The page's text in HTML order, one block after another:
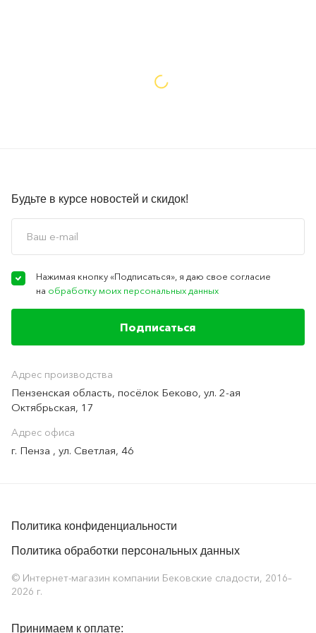
Будьте в курсе новостей и скидок!
Нажимая кнопку «Подписаться», я даю свое согласие
на обработку моих персональных данных
Адрес производства
Пензенская область, посёлок Беково, ул. 2-ая
Октябрьская, 17
Адрес офиса
г. Пенза , ул. Светлая, 46
Политика конфиденциальности
Политика обработки персональных данных
© Интернет-магазин компании Бековские сладости, 2016–
2026 г.
Принимаем к оплате: